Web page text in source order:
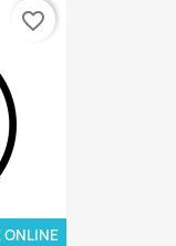
ONLINE
favorite_border